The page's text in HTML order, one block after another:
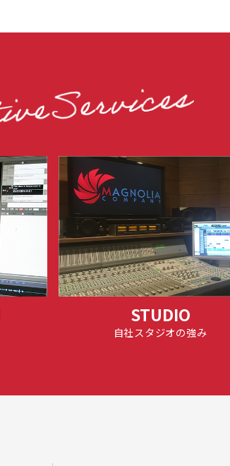
STUDIO
自社スタジオの強み